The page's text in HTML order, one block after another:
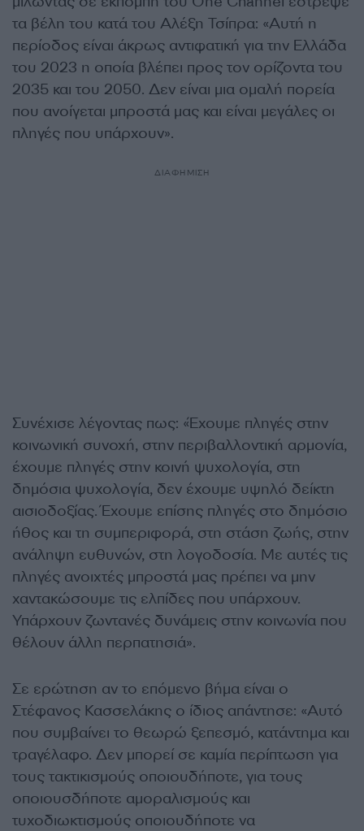
τα βέλη του κατά του Αλέξη Τσίπρα: «Αυτή η
περίοδος είναι άκρως αντιφατική για την Ελλάδα
του 2023 η οποία βλέπει προς τον ορίζοντα του
2035 και του 2050. Δεν είναι μια ομαλή πορεία
που ανοίγεται μπροστά μας και είναι μεγάλες οι
πληγές που υπάρχουν».
ΔΙΑΦΗΜΙΣΗ
Συνέχισε λέγοντας πως: «Έχουμε πληγές στην
κοινωνική συνοχή, στην περιβαλλοντική αρμονία,
έχουμε πληγές στην κοινή ψυχολογία, στη
δημόσια ψυχολογία, δεν έχουμε υψηλό δείκτη
αισιοδοξίας. Έχουμε επίσης πληγές στο δημόσιο
ήθος και τη συμπεριφορά, στη στάση ζωής, στην
ανάληψη ευθυνών, στη λογοδοσία. Με αυτές τις
πληγές ανοιχτές μπροστά μας πρέπει να μην
χαντακώσουμε τις ελπίδες που υπάρχουν.
Υπάρχουν ζωντανές δυνάμεις στην κοινωνία που
θέλουν άλλη περπατησιά».
Σε ερώτηση αν το επόμενο βήμα είναι ο
Στέφανος Κασσελάκης ο ίδιος απάντησε: «Αυτό
που συμβαίνει το θεωρώ ξεπεσμό, κατάντημα και
τραγέλαφο. Δεν μπορεί σε καμία περίπτωση για
τους τακτικισμούς οποιουδήποτε, για τους
οποιουσδήποτε αμοραλισμούς και
τυχοδιωκτισμούς οποιουδήποτε να